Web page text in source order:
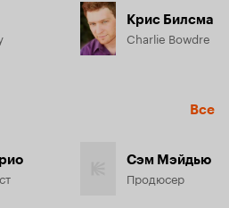
Крис Билсма
Charlie Bowdre
Все
Сэм Мэйдью
Продюсер